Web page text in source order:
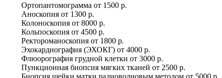
Ортопантомограмма от 1500 р.
Аноскопия от 1300 р.
Колоноскопия от 8000 р.
Кольпоскопия от 4500 р.
Ректороманоскопия от 1800 р.
Эхокардиография (ЭХОКГ) от 4000 р.
Флюорография грудной клетки от 3000 р.
Пункционная биопсия мягких тканей от 2500 р.
Биопсия шейки матки радиоволновым методом от 5000 р.